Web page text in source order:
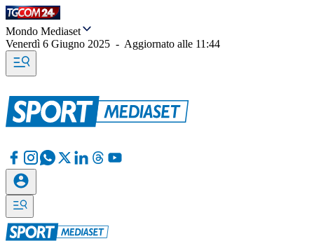
Mondo Mediaset
Venerdì 6 Giugno 2025 - Aggiornato alle 11:44